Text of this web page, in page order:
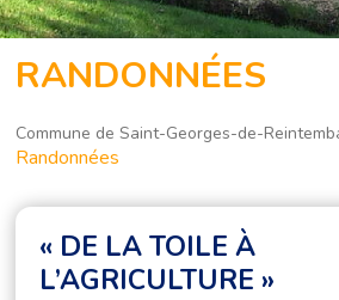
RANDONNÉES
Commune de Saint-Georges-de-
Randonnées
« DE LA TOILE À
L’AGRICULTURE »